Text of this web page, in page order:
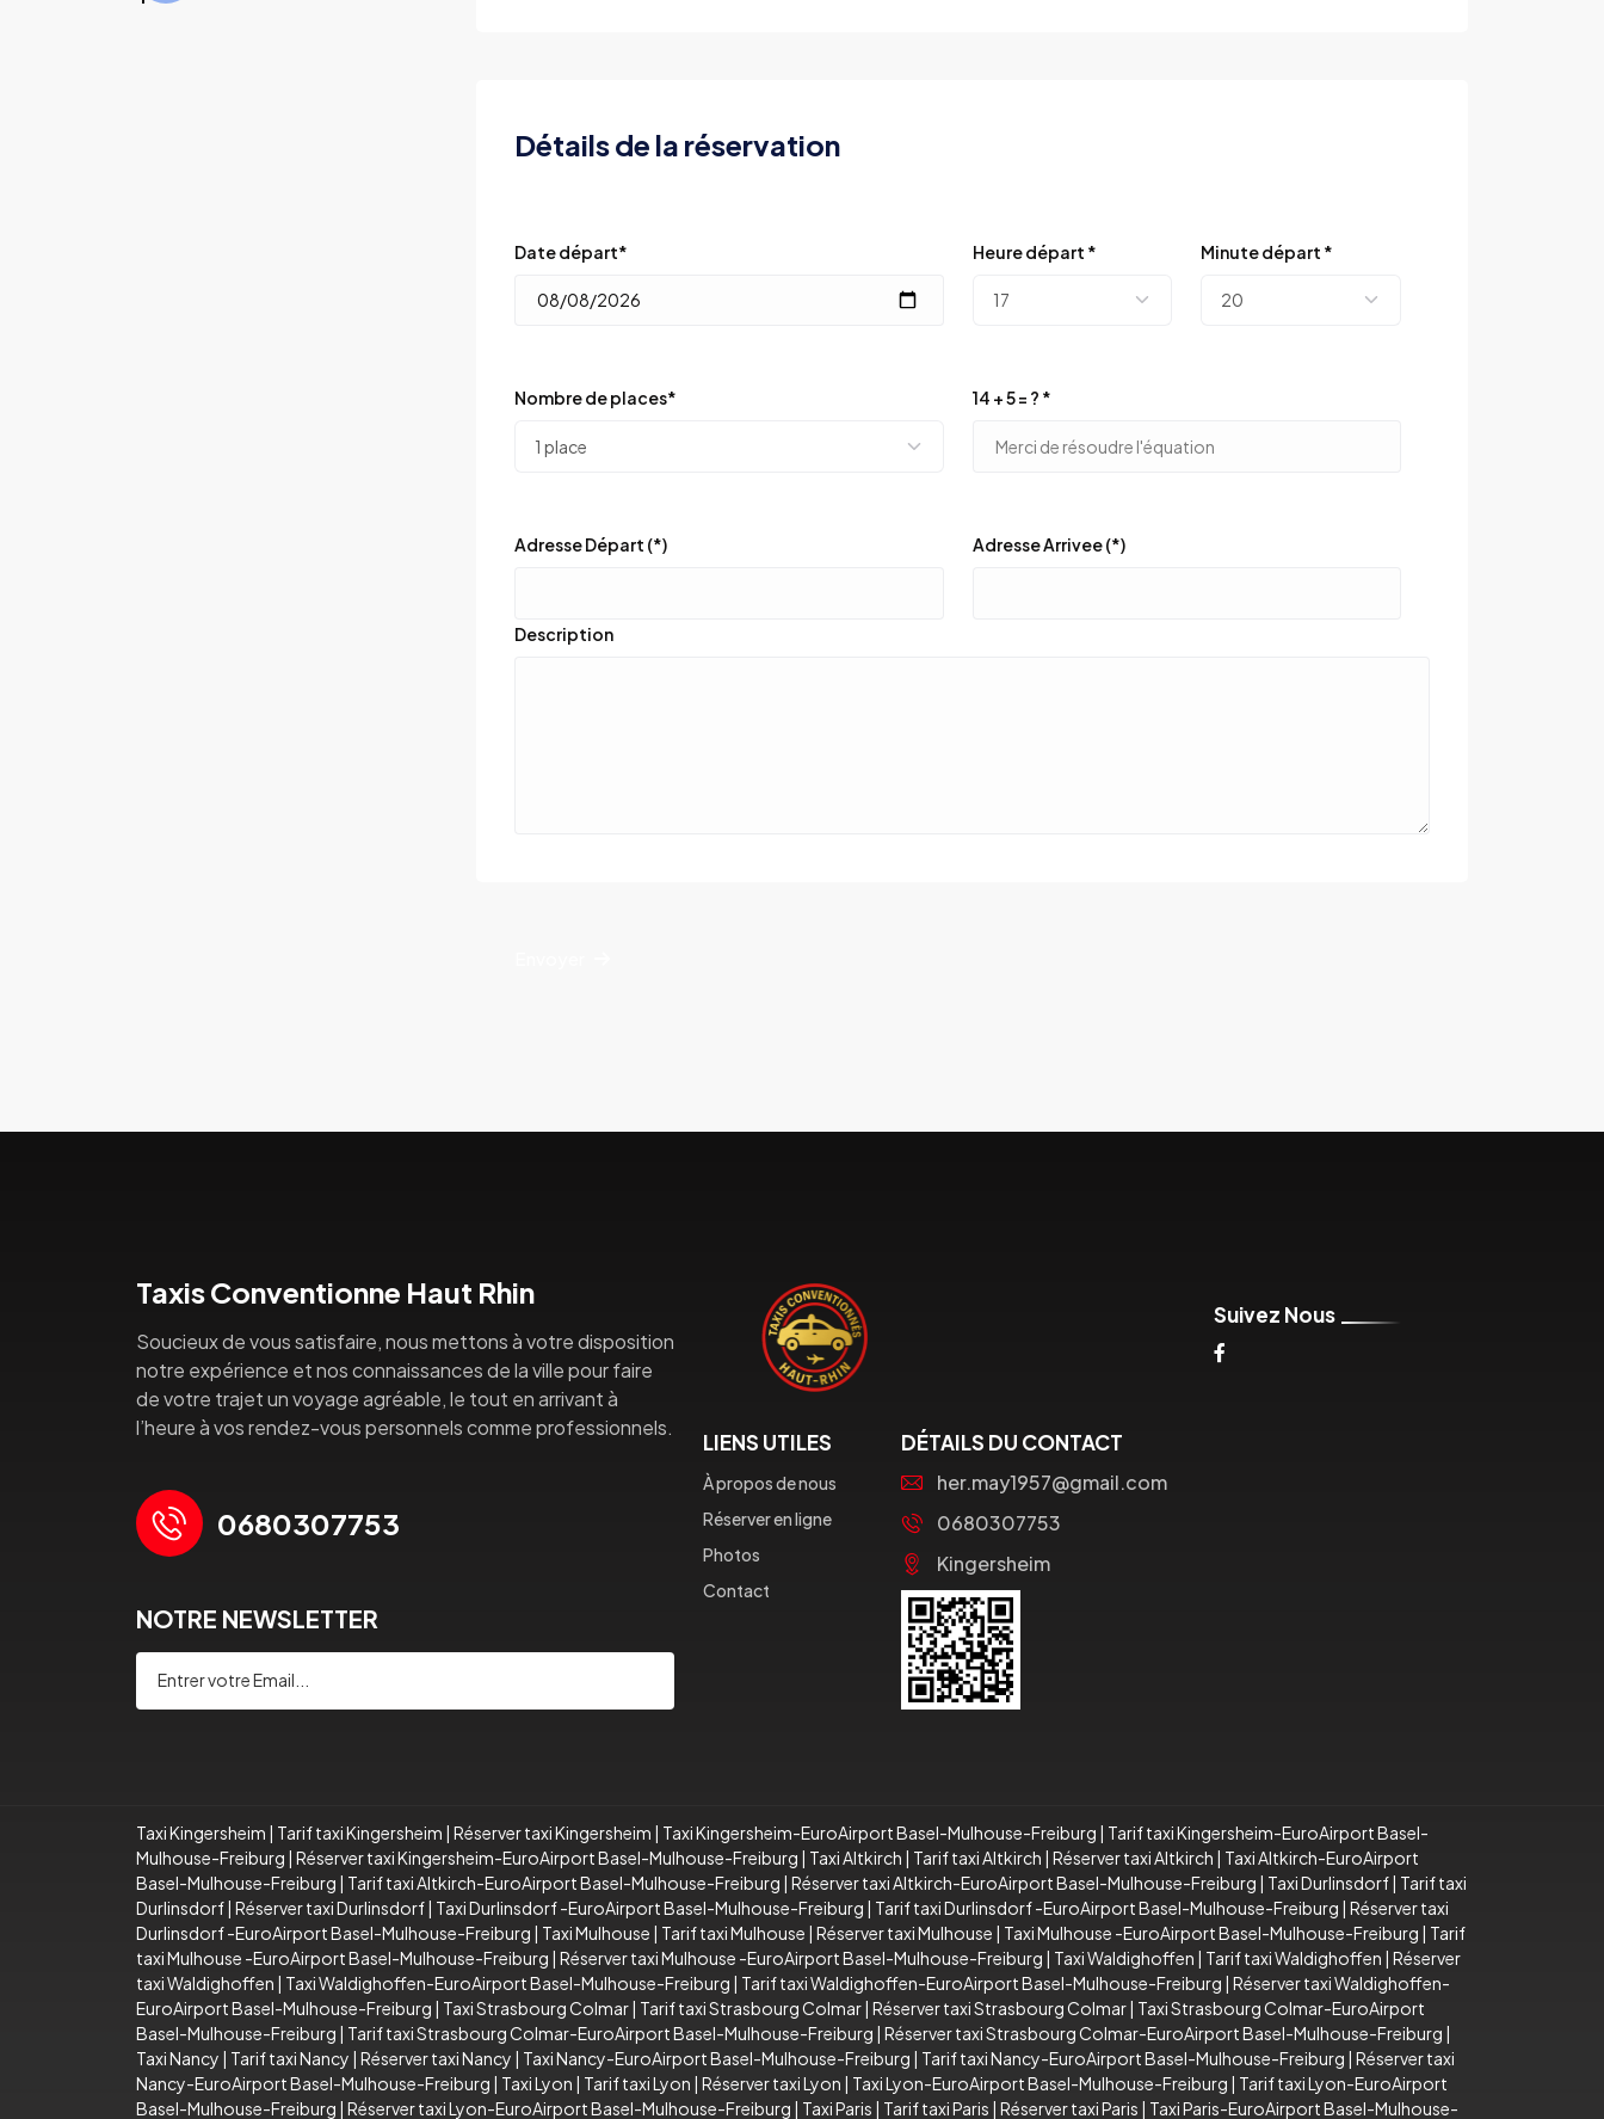
Détails de la réservation
Date départ* Heure départ * Minute départ *
Nombre de places* 14 + 5 = ? *
Adresse Départ (*) Adresse Arrivee (*)
Description
Taxis Conventionne Haut Rhin
Soucieux de vous satisfaire, nous mettons à votre disposition
notre expérience et nos connaissances de la ville pour faire
de votre trajet un voyage agréable, le tout en arrivant à
l’heure à vos rendez-vous personnels comme professionnels.
0680307753
NOTRE NEWSLETTER
Suivez Nous
LIENS UTILES
À propos de nous
Réserver en ligne
Photos
Contact
DÉTAILS DU CONTACT
her.may1957@gmail.com
0680307753
Kingersheim
Taxi Kingersheim | Tarif taxi Kingersheim | Réserver taxi Kingersheim | Taxi Kingersheim-EuroAirport Basel-Mulhouse-Freiburg | Tarif taxi Kingersheim-EuroAirport Basel-
Mulhouse-Freiburg | Réserver taxi Kingersheim-EuroAirport Basel-Mulhouse-Freiburg | Taxi Altkirch | Tarif taxi Altkirch | Réserver taxi Altkirch | Taxi Altkirch-EuroAirport
Basel-Mulhouse-Freiburg | Tarif taxi Altkirch-EuroAirport Basel-Mulhouse-Freiburg | Réserver taxi Altkirch-EuroAirport Basel-Mulhouse-Freiburg | Taxi Durlinsdorf| Tarif taxi
Durlinsdorf| Réserver taxi Durlinsdorf| Taxi Durlinsdorf -EuroAirport Basel-Mulhouse-Freiburg | Tarif taxi Durlinsdorf -EuroAirport Basel-Mulhouse-Freiburg | Réserver taxi
Durlinsdorf -EuroAirport Basel-Mulhouse-Freiburg | Taxi Mulhouse | Tarif taxi Mulhouse | Réserver taxi Mulhouse | Taxi Mulhouse -EuroAirport Basel-Mulhouse-Freiburg | Tarif
taxi Mulhouse -EuroAirport Basel-Mulhouse-Freiburg | Réserver taxi Mulhouse -EuroAirport Basel-Mulhouse-Freiburg | Taxi Waldighoffen | Tarif taxi Waldighoffen | Réserver
taxi Waldighoffen | Taxi Waldighoffen-EuroAirport Basel-Mulhouse-Freiburg | Tarif taxi Waldighoffen-EuroAirport Basel-Mulhouse-Freiburg | Réserver taxi Waldighoffen-
EuroAirport Basel-Mulhouse-Freiburg | Taxi Strasbourg Colmar| Tarif taxi Strasbourg Colmar| Réserver taxi Strasbourg Colmar| Taxi Strasbourg Colmar-EuroAirport
Basel-Mulhouse-Freiburg | Tarif taxi Strasbourg Colmar-EuroAirport Basel-Mulhouse-Freiburg | Réserver taxi Strasbourg Colmar-EuroAirport Basel-Mulhouse-Freiburg |
Taxi Nancy | Tarif taxi Nancy | Réserver taxi Nancy | Taxi Nancy-EuroAirport Basel-Mulhouse-Freiburg | Tarif taxi Nancy-EuroAirport Basel-Mulhouse-Freiburg | Réserver taxi
Nancy-EuroAirport Basel-Mulhouse-Freiburg | Taxi Lyon | Tarif taxi Lyon | Réserver taxi Lyon | Taxi Lyon-EuroAirport Basel-Mulhouse-Freiburg | Tarif taxi Lyon-EuroAirport
Basel-Mulhouse-Freiburg | Réserver taxi Lyon-EuroAirport Basel-Mulhouse-Freiburg | Taxi Paris | Tarif taxi Paris | Réserver taxi Paris | Taxi Paris-EuroAirport Basel-Mulhouse-